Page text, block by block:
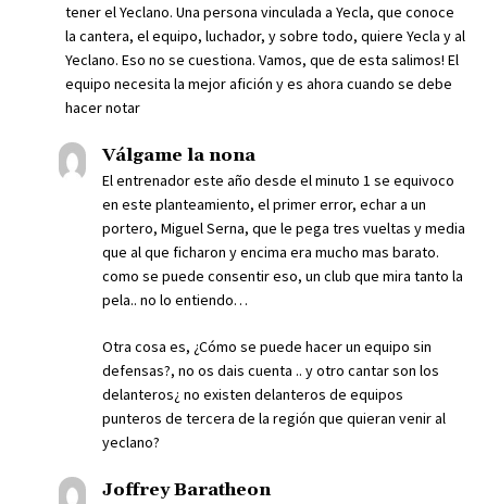
tener el Yeclano. Una persona vinculada a Yecla, que conoce
la cantera, el equipo, luchador, y sobre todo, quiere Yecla y al
Yeclano. Eso no se cuestiona. Vamos, que de esta salimos! El
equipo necesita la mejor afición y es ahora cuando se debe
hacer notar
Válgame la nona
El entrenador este año desde el minuto 1 se equivoco
en este planteamiento, el primer error, echar a un
portero, Miguel Serna, que le pega tres vueltas y media
que al que ficharon y encima era mucho mas barato.
como se puede consentir eso, un club que mira tanto la
pela.. no lo entiendo…
Otra cosa es, ¿Cómo se puede hacer un equipo sin
defensas?, no os dais cuenta .. y otro cantar son los
delanteros¿ no existen delanteros de equipos
punteros de tercera de la región que quieran venir al
yeclano?
Joffrey Baratheon